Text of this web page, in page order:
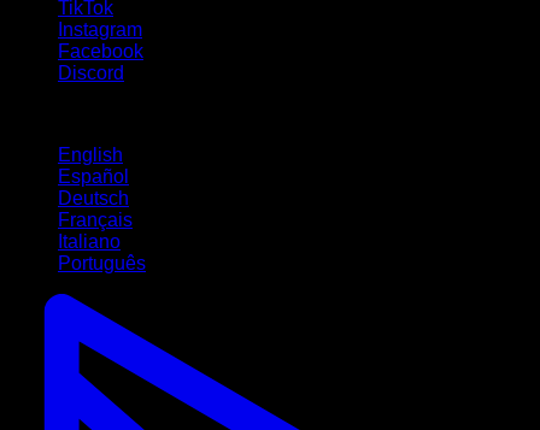
TikTok
Instagram
Facebook
Discord
English
Español
Deutsch
Français
Italiano
Português